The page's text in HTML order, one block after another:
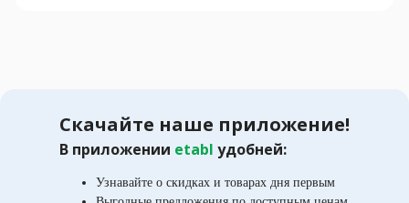
Скачайте наше приложение!
В приложении etabl удобней:
Узнавайте о скидках и товарах дня первым